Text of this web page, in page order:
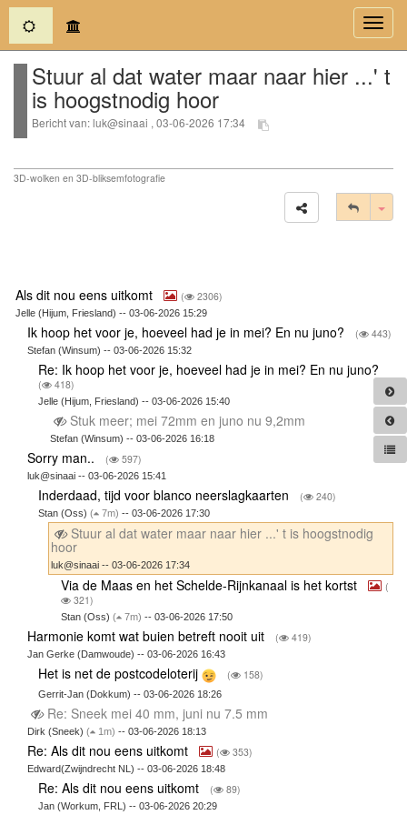
(current)
Stuur al dat water maar naar hier ...' t
is hoogstnodig hoor
Bericht van: luk@sinaai , 03-06-2026 17:34
3D-wolken en 3D-bliksemfotografie
Als dit nou eens uitkomt ( 2306)
Jelle (Hijum, Friesland) -- 03-06-2026 15:29
Ik hoop het voor je, hoeveel had je in mei? En nu juno? ( 443)
Stefan (Winsum) -- 03-06-2026 15:32
Re: Ik hoop het voor je, hoeveel had je in mei? En nu juno?
( 418)
Jelle (Hijum, Friesland) -- 03-06-2026 15:40
Stuk meer; mei 72mm en juno nu 9,2mm
Stefan (Winsum) -- 03-06-2026 16:18
Sorry man.. ( 597)
luk@sinaai -- 03-06-2026 15:41
Inderdaad, tijd voor blanco neerslagkaarten ( 240)
Stan (Oss)( 7m) -- 03-06-2026 17:30
Stuur al dat water maar naar hier ...' t is hoogstnodig
hoor
luk@sinaai -- 03-06-2026 17:34
Via de Maas en het Schelde-Rijnkanaal is het kortst
(
321)
Stan (Oss)( 7m) -- 03-06-2026 17:50
Harmonie komt wat buien betreft nooit uit ( 419)
Jan Gerke (Damwoude) -- 03-06-2026 16:43
Het is net de postcodeloterij ( 158)
Gerrit-Jan (Dokkum) -- 03-06-2026 18:26
Re: Sneek mei 40 mm, juni nu 7.5 mm
Dirk (Sneek) ( 1m) -- 03-06-2026 18:13
Re: Als dit nou eens uitkomt ( 353)
Edward(Zwijndrecht NL) -- 03-06-2026 18:48
Re: Als dit nou eens uitkomt ( 89)
Jan (Workum, FRL) -- 03-06-2026 20:29